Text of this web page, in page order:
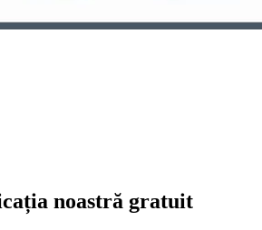
noastră gratuit